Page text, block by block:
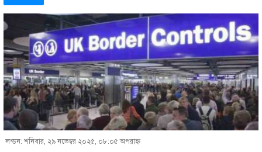
লন্ডন: শনিবার, ২৯ নভেম্বর ২০২৫, ০৮:০৫ অপরাহ্ণ